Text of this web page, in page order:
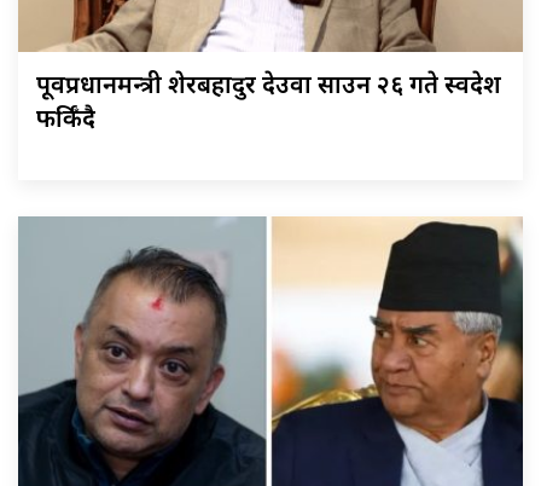
पूर्वप्रधानमन्त्री शेरबहादुर देउवा साउन २६ गते स्वदेश
फर्किँदै